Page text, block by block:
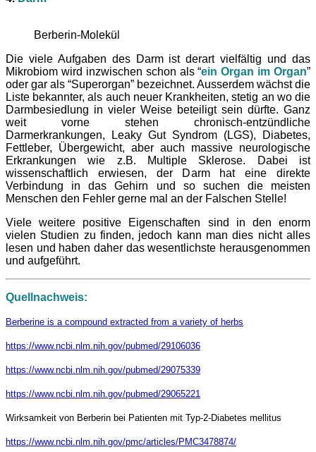
Berberin-Molekül
Die viele Aufgaben des Darm ist derart vielfältig und das
Mikrobiom wird inzwischen schon als “ein Organ im Organ”
oder gar als “Superorgan” bezeichnet. Ausserdem wächst die
Liste bekannter, als auch neuer Krankheiten, stetig an wo die
Darmbesiedlung in vieler Weise beteiligt sein dürfte. Ganz
weit vorne stehen chronisch-entzündliche
Darmerkrankungen, Leaky Gut Syndrom (LGS), Diabetes,
Fettleber, Übergewicht, aber auch massive neurologische
Erkrankungen wie z.B. Multiple Sklerose. Dabei ist
wissenschaftlich erwiesen, der Darm hat eine direkte
Verbindung in das Gehirn und so suchen die meisten
Menschen den Fehler gerne mal an der Falschen Stelle!
Viele weitere positive Eigenschaften sind in den enorm
vielen Studien zu finden, jedoch kann man dies nicht alles
lesen und haben daher das wesentlichste herausgenommen
und aufgeführt.
Quellnachweis:
Berberine is a compound extracted from a variety of herbs
https://www.ncbi.nlm.nih.gov/pubmed/29106036
https://www.ncbi.nlm.nih.gov/pubmed/29075339
https://www.ncbi.nlm.nih.gov/pubmed/29065221
Wirksamkeit von Berberin bei Patienten mit Typ-2-Diabetes mellitus
https://www.ncbi.nlm.nih.gov/pmc/articles/PMC3478874/